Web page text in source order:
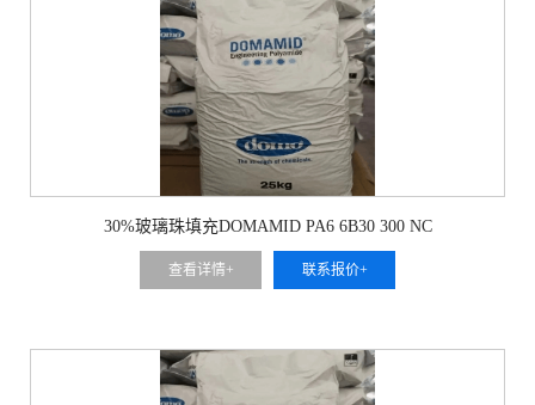
30%玻璃珠填充DOMAMID PA6 6B30 300 NC
查看详情+ 联系报价+